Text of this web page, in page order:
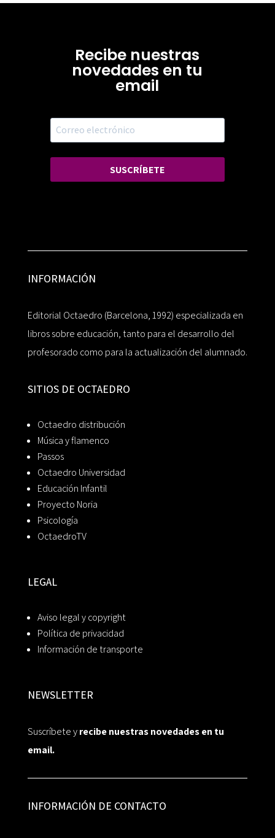
Recibe nuestras
novedades en tu
email
SUSCRÍBETE
INFORMACIÓN
Editorial Octaedro (Barcelona, 1992) especializada en
libros sobre educación, tanto para el desarrollo del
profesorado como para la actualización del alumnado.
SITIOS DE OCTAEDRO
Octaedro distribución
Música y flamenco
Passos
Octaedro Universidad
Educación Infantil
Proyecto Noria
Psicología
OctaedroTV
LEGAL
Aviso legal y copyright
Política de privacidad
Información de transporte
NEWSLETTER
Suscríbete yrecibe nuestras novedades en tu
email.
INFORMACIÓN DE CONTACTO